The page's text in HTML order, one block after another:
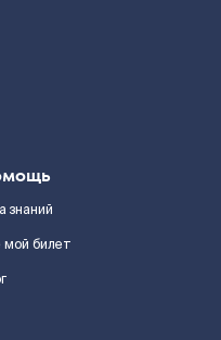
знаний
мой билет